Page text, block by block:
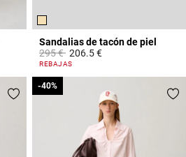
Sandalias de tacón de piel
Price reduced from
295 €to206.5 €
4,4 out of 5 Customer Rating
REBAJAS
-40%
-40%